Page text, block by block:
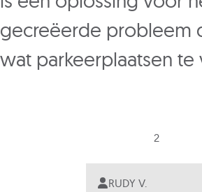
gecreëerde probleem
wat parkeerplaatsen
2
RUDY V.